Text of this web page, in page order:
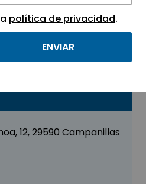
12, 29590 Campanillas
EMPRESAS
política de privacidad.